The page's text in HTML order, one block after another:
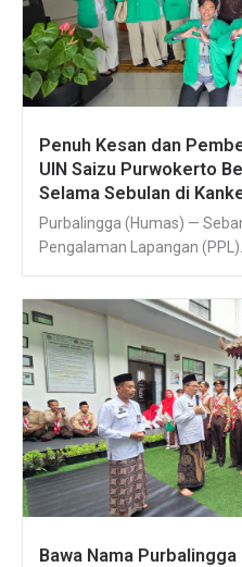
Penuh Kesan dan
UIN Saizu Purwokerto
Selama Sebulan di
Purbalingga (Humas) —
Pengalaman Lapangan (PPL)...
Bawa Nama